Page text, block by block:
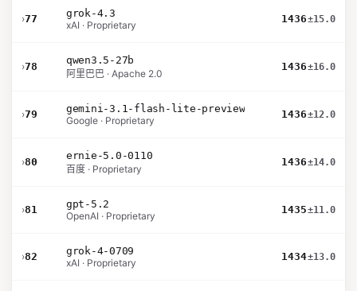
›77
grok-4.3
xAI · Proprietary
1436±15.0
›78
qwen3.5-27b
阿里巴巴 · Apache 2.0
1436±16.0
›79
gemini-3.1-flash-lite-preview
Google · Proprietary
1436±12.0
›80
ernie-5.0-0110
百度 · Proprietary
1436±14.0
›81
gpt-5.2
OpenAI · Proprietary
1435±11.0
›82
grok-4-0709
xAI · Proprietary
1434±13.0